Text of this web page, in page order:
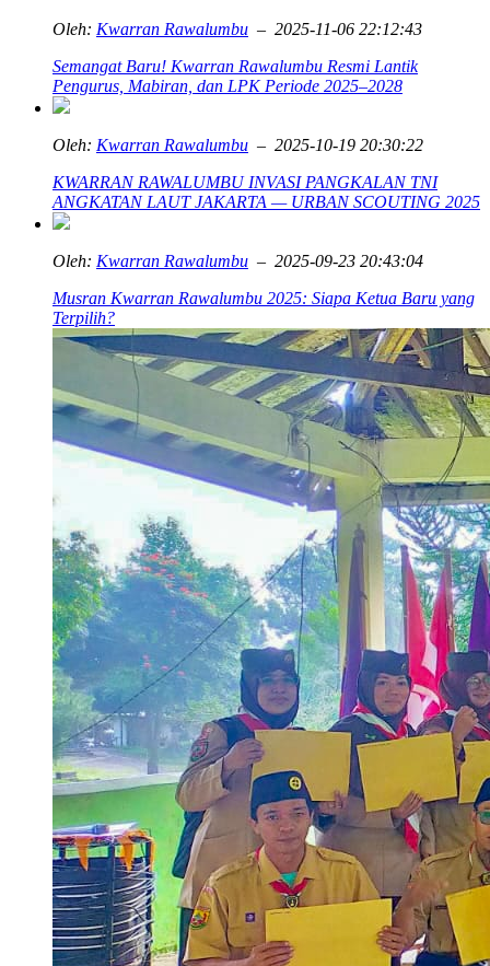
Oleh: Kwarran Rawalumbu – 2025-11-06 22:12:43
Semangat Baru! Kwarran Rawalumbu Resmi Lantik
Pengurus, Mabiran, dan LPK Periode 2025–2028
Oleh: Kwarran Rawalumbu – 2025-10-19 20:30:22
KWARRAN RAWALUMBU INVASI PANGKALAN TNI
ANGKATAN LAUT JAKARTA — URBAN SCOUTING 2025
Oleh: Kwarran Rawalumbu – 2025-09-23 20:43:04
Musran Kwarran Rawalumbu 2025: Siapa Ketua Baru yang
Terpilih?